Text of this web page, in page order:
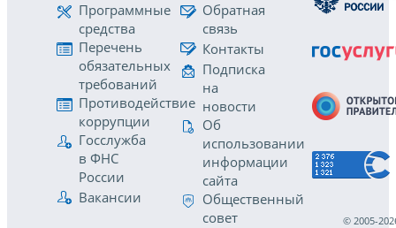
Программные
средства
Перечень
обязательных
требований
Противодействие
коррупции
Госслужба
в ФНС
России
Вакансии
Обратная
связь
Контакты
Подписка
на
новости
Об
использовании
информации
сайта
Общественный
совет
© 2005-